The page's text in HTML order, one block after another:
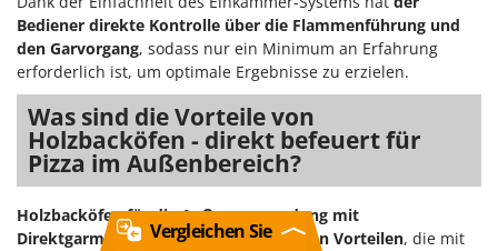
Bediener direkte Kontrolle über die Flammenführung und
den Garvorgang, sodass nur ein Minimum an Erfahrung
erforderlich ist, um optimale Ergebnisse zu erzielen.
Was sind die Vorteile von
Holzbacköfen - direkt befeuert für
Pizza im Außenbereich?
Holzbacköfen für die Außenverwendung mit
Direktgarmethode bieten eine Reihe von Vorteilen, die mit
Vergleichen Sie